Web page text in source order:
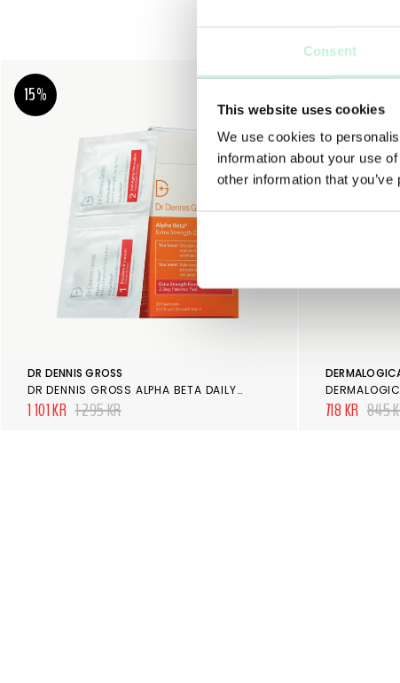
Consent
This website uses cookies
We use cookies to
information about your use
other information that
15%
DR DENNIS GROSS
DR DENNIS GROSS ALPHA BETA DAILY FACE PEEL EXTRA STRENGTH 30 ST
1 101 KR 1 295 KR 718 KR 845